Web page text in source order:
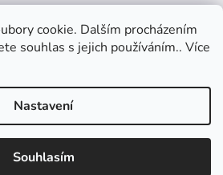
cookie. Dalším procházením
souhlas s jejich používáním.. Více
Nastavení
Souhlasím
jednoduchý a př...
mincí mimo EU
zlatou minci Wie...
Vytvořil Shoptet